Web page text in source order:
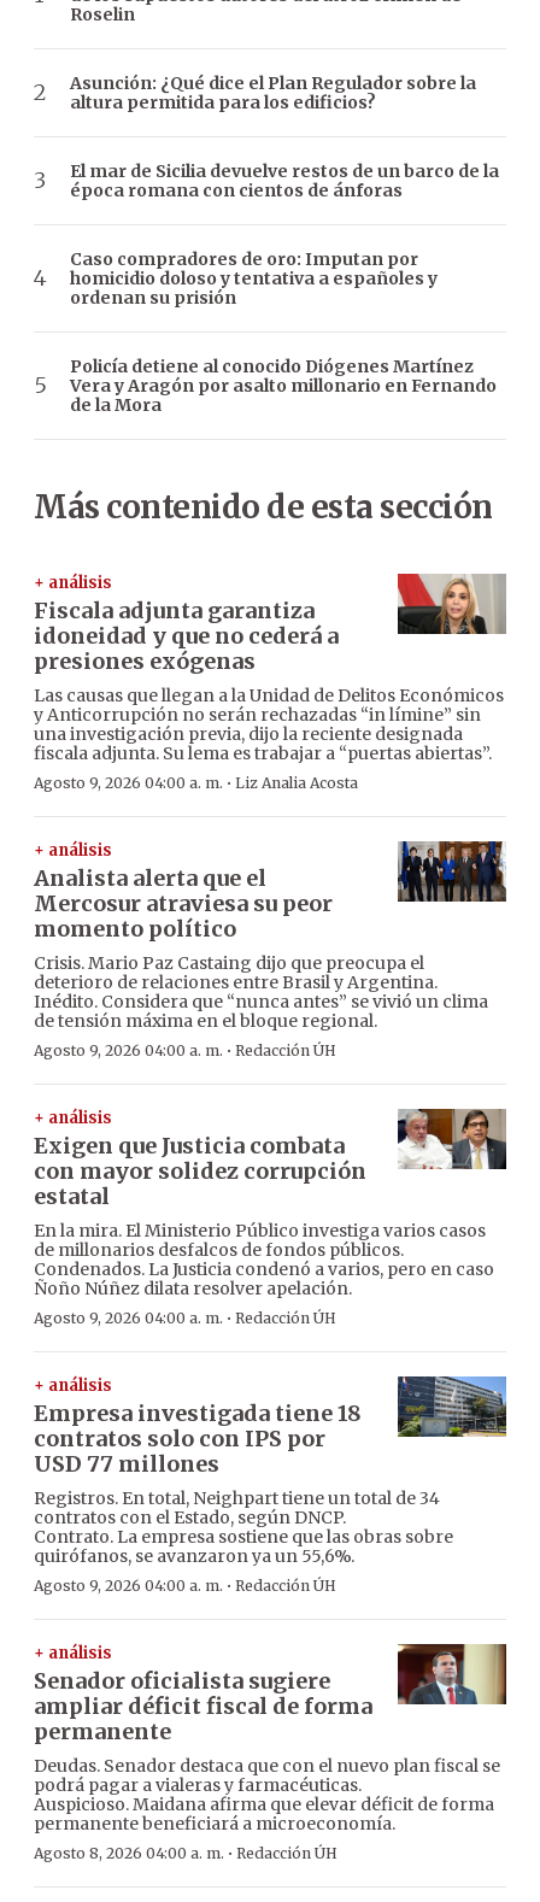
Roselin
Asunción: ¿Qué dice el Plan Regulador sobre la
altura permitida para los edificios?
El mar de Sicilia devuelve restos de un barco de la
época romana con cientos de ánforas
Caso compradores de oro: Imputan por
homicidio doloso y tentativa a españoles y
ordenan su prisión
Policía detiene al conocido Diógenes Martínez
Vera y Aragón por asalto millonario en Fernando
de la Mora
Más contenido de esta sección
+ análisis
Fiscala adjunta garantiza
idoneidad y que no cederá a
presiones exógenas
Las causas que llegan a la Unidad de Delitos Económicos
y Anticorrupción no serán rechazadas “in límine” sin
una investigación previa, dijo la reciente designada
fiscala adjunta. Su lema es trabajar a “puertas abiertas”.
Agosto 9, 2026 04:00 a. m. · Liz Analia Acosta
+ análisis
Analista alerta que el
Mercosur atraviesa su peor
momento político
Crisis. Mario Paz Castaing dijo que preocupa el
deterioro de relaciones entre Brasil y Argentina.
Inédito. Considera que “nunca antes” se vivió un clima
de tensión máxima en el bloque regional.
Agosto 9, 2026 04:00 a. m. · Redacción ÚH
+ análisis
Exigen que Justicia combata
con mayor solidez corrupción
estatal
En la mira. El Ministerio Público investiga varios casos
de millonarios desfalcos de fondos públicos.
Condenados. La Justicia condenó a varios, pero en caso
Ñoño Núñez dilata resolver apelación.
Agosto 9, 2026 04:00 a. m. · Redacción ÚH
+ análisis
Empresa investigada tiene 18
contratos solo con IPS por
USD 77 millones
Registros. En total, Neighpart tiene un total de 34
contratos con el Estado, según DNCP.
Contrato. La empresa sostiene que las obras sobre
quirófanos, se avanzaron ya un 55,6%.
Agosto 9, 2026 04:00 a. m. · Redacción ÚH
+ análisis
Senador oficialista sugiere
ampliar déficit fiscal de forma
permanente
Deudas. Senador destaca que con el nuevo plan fiscal se
podrá pagar a vialeras y farmacéuticas.
Auspicioso. Maidana afirma que elevar déficit de forma
permanente beneficiará a microeconomía.
Agosto 8, 2026 04:00 a. m. · Redacción ÚH